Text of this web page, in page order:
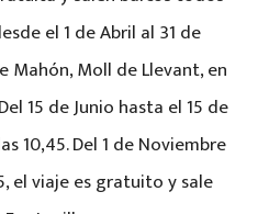
el 1 de Abril al 31 de
Mahón, Moll de Llevant, en
15 de Junio hasta el 15 de
10,45. Del 1 de Noviembre
el viaje es gratuito y sale